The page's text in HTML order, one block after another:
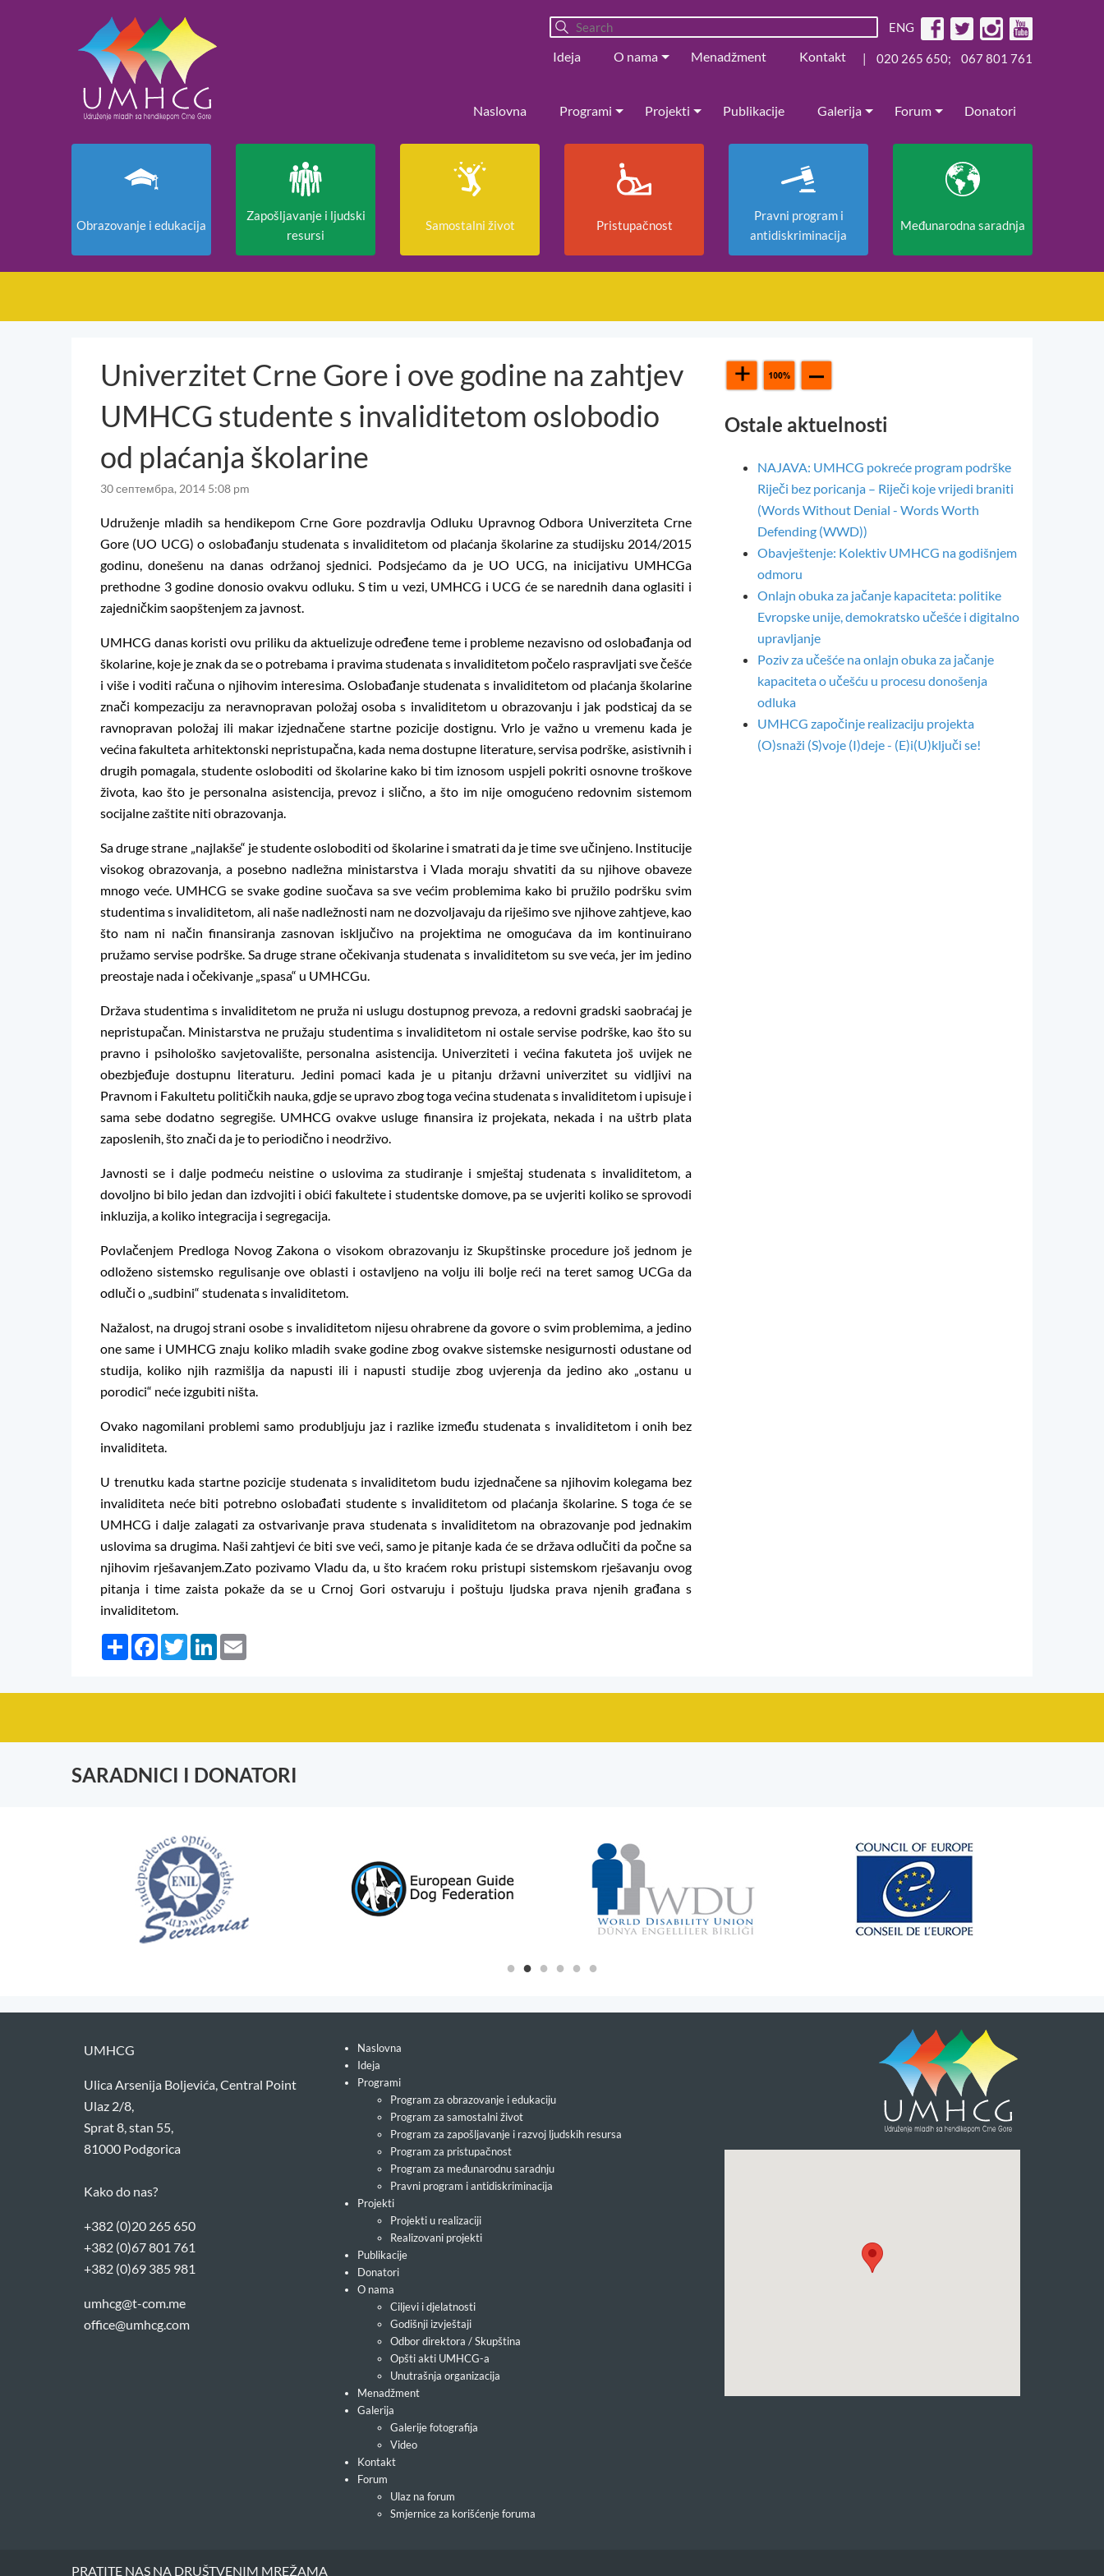
ENG
Ideja O nama Menadžment Kontakt | 020 265 650; 067 801 761
Naslovna Programi Projekti Publikacije Galerija Forum Donatori
Obrazovanje i edukacija
Zapošljavanje i ljudski
resursi
Samostalni život Pristupačnost
Pravni program i
antidiskriminacija
Međunarodna saradnja
Univerzitet Crne Gore i ove godine na zahtjev
UMHCG studente s invaliditetom oslobodio
od plaćanja školarine
30 септембра, 2014 5:08 pm
Udruženje mladih sa hendikepom Crne Gore pozdravlja Odluku Upravnog Odbora Univerziteta Crne
Gore (UO UCG) o oslobađanju studenata s invaliditetom od plaćanja školarine za studijsku 2014/2015
godinu, donešenu na danas održanoj sjednici. Podsjećamo da je UO UCG, na inicijativu UMHCGa
prethodne 3 godine donosio ovakvu odluku. S tim u vezi, UMHCG i UCG će se narednih dana oglasiti i
zajedničkim saopštenjem za javnost.
UMHCG danas koristi ovu priliku da aktuelizuje određene teme i probleme nezavisno od oslobađanja od
školarine, koje je znak da se o potrebama i pravima studenata s invaliditetom počelo raspravljati sve češće
i više i voditi računa o njihovim interesima. Oslobađanje studenata s invaliditetom od plaćanja školarine
znači kompezaciju za neravnopravan položaj osoba s invaliditetom u obrazovanju i jak podsticaj da se
ravnopravan položaj ili makar izjednačene startne pozicije dostignu. Vrlo je važno u vremenu kada je
većina fakulteta arhitektonski nepristupačna, kada nema dostupne literature, servisa podrške, asistivnih i
drugih pomagala, studente osloboditi od školarine kako bi tim iznosom uspjeli pokriti osnovne troškove
života, kao što je personalna asistencija, prevoz i slično, a što im nije omogućeno redovnim sistemom
socijalne zaštite niti obrazovanja.
Sa druge strane „najlakše“ je studente osloboditi od školarine i smatrati da je time sve učinjeno. Institucije
visokog obrazovanja, a posebno nadležna ministarstva i Vlada moraju shvatiti da su njihove obaveze
mnogo veće. UMHCG se svake godine suočava sa sve većim problemima kako bi pružilo podršku svim
studentima s invaliditetom, ali naše nadležnosti nam ne dozvoljavaju da riješimo sve njihove zahtjeve, kao
što nam ni način finansiranja zasnovan isključivo na projektima ne omogućava da im kontinuirano
pružamo servise podrške. Sa druge strane očekivanja studenata s invaliditetom su sve veća, jer im jedino
preostaje nada i očekivanje „spasa“ u UMHCGu.
Država studentima s invaliditetom ne pruža ni uslugu dostupnog prevoza, a redovni gradski saobraćaj je
nepristupačan. Ministarstva ne pružaju studentima s invaliditetom ni ostale servise podrške, kao što su
pravno i psihološko savjetovalište, personalna asistencija. Univerziteti i većina fakuteta još uvijek ne
obezbjeđuje dostupnu literaturu. Jedini pomaci kada je u pitanju državni univerzitet su vidljivi na
Pravnom i Fakultetu političkih nauka, gdje se upravo zbog toga većina studenata s invaliditetom i upisuje i
sama sebe dodatno segregiše. UMHCG ovakve usluge finansira iz projekata, nekada i na uštrb plata
zaposlenih, što znači da je to periodično i neodrživo.
Javnosti se i dalje podmeću neistine o uslovima za studiranje i smještaj studenata s invaliditetom, a
dovoljno bi bilo jedan dan izdvojiti i obići fakultete i studentske domove, pa se uvjeriti koliko se sprovodi
inkluzija, a koliko integracija i segregacija.
Povlačenjem Predloga Novog Zakona o visokom obrazovanju iz Skupštinske procedure još jednom je
odloženo sistemsko regulisanje ove oblasti i ostavljeno na volju ili bolje reći na teret samog UCGa da
odluči o „sudbini“ studenata s invaliditetom.
Nažalost, na drugoj strani osobe s invaliditetom nijesu ohrabrene da govore o svim problemima, a jedino
one same i UMHCG znaju koliko mladih svake godine zbog ovakve sistemske nesigurnosti odustane od
studija, koliko njih razmišlja da napusti ili i napusti studije zbog uvjerenja da jedino ako „ostanu u
porodici“ neće izgubiti ništa.
Ovako nagomilani problemi samo produbljuju jaz i razlike između studenata s invaliditetom i onih bez
invaliditeta.
U trenutku kada startne pozicije studenata s invaliditetom budu izjednačene sa njihovim kolegama bez
invaliditeta neće biti potrebno oslobađati studente s invaliditetom od plaćanja školarine. S toga će se
UMHCG i dalje zalagati za ostvarivanje prava studenata s invaliditetom na obrazovanje pod jednakim
uslovima sa drugima. Naši zahtjevi će biti sve veći, samo je pitanje kada će se država odlučiti da počne sa
njihovim rješavanjem.Zato pozivamo Vladu da, u što kraćem roku pristupi sistemskom rješavanju ovog
pitanja i time zaista pokaže da se u Crnoj Gori ostvaruju i poštuju ljudska prava njenih građana s
invaliditetom.
Share FacebookTwitterLinkedIn
Ostale aktuelnosti
NAJAVA: UMHCG pokreće program podrške
Riječi bez poricanja – Riječi koje vrijedi braniti
(Words Without Denial - Words Worth
Defending (WWD))
Obavještenje: Kolektiv UMHCG na godišnjem
odmoru
Onlajn obuka za jačanje kapaciteta: politike
Evropske unije, demokratsko učešće i digitalno
upravljanje
Poziv za učešće na onlajn obuka za jačanje
kapaciteta o učešću u procesu donošenja
odluka
UMHCG započinje realizaciju projekta
(O)snaži (S)voje (I)deje - (E)i(U)ključi se!
SARADNICI I DONATORI
UMHCG
Ulica Arsenija Boljevića, Central Point
Ulaz 2/8,
Sprat 8, stan 55,
81000 Podgorica
Kako do nas?
+382 (0)20 265 650
+382 (0)67 801 761
+382 (0)69 385 981
umhcg@t-com.me
office@umhcg.com
Naslovna
Ideja
Programi
Program za obrazovanje i edukaciju
Program za samostalni život
Program za zapošljavanje i razvoj ljudskih resursa
Program za pristupačnost
Program za međunarodnu saradnju
Pravni program i antidiskriminacija
Projekti
Projekti u realizaciji
Realizovani projekti
Publikacije
Donatori
O nama
Ciljevi i djelatnosti
Godišnji izvještaji
Odbor direktora / Skupština
Opšti akti UMHCG-a
Unutrašnja organizacija
Menadžment
Galerija
Galerije fotografija
Video
Kontakt
Forum
Ulaz na forum
Smjernice za korišćenje foruma
PRATITE NAS NA DRUŠTVENIM MREŽAMA